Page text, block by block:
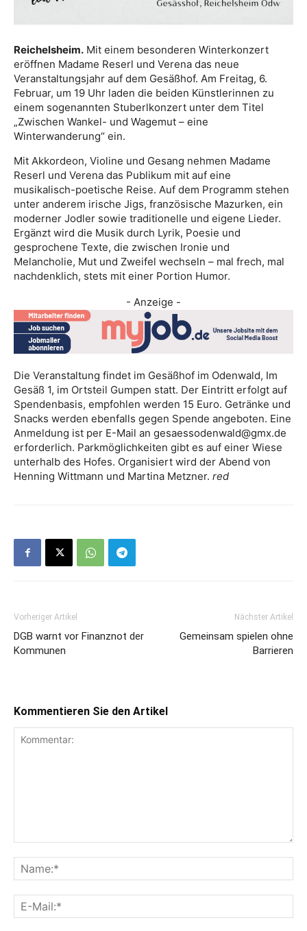
Reichelsheim. Mit einem besonderen Winterkonzert
eröffnen Madame Reserl und Verena das neue
Veranstaltungsjahr auf dem Gesäßhof. Am Freitag, 6.
Februar, um 19 Uhr laden die beiden Künstlerinnen zu
einem sogenannten Stuberlkonzert unter dem Titel
„Zwischen Wankel- und Wagemut – eine
Winterwanderung“ ein.
Mit Akkordeon, Violine und Gesang nehmen Madame
Reserl und Verena das Publikum mit auf eine
musikalisch-poetische Reise. Auf dem Programm stehen
unter anderem irische Jigs, französische Mazurken, ein
moderner Jodler sowie traditionelle und eigene Lieder.
Ergänzt wird die Musik durch Lyrik, Poesie und
gesprochene Texte, die zwischen Ironie und
Melancholie, Mut und Zweifel wechseln – mal frech, mal
nachdenklich, stets mit einer Portion Humor.
- Anzeige -
Die Veranstaltung findet im Gesäßhof im Odenwald, Im
Gesäß 1, im Ortsteil Gumpen statt. Der Eintritt erfolgt auf
Spendenbasis, empfohlen werden 15 Euro. Getränke und
Snacks werden ebenfalls gegen Spende angeboten. Eine
Anmeldung ist per E-Mail an gesaessodenwald@gmx.de
erforderlich. Parkmöglichkeiten gibt es auf einer Wiese
unterhalb des Hofes. Organisiert wird der Abend von
Henning Wittmann und Martina Metzner. red
Vorheriger Artikel
DGB warnt vor Finanznot der
Kommunen
Nächster Artikel
Gemeinsam spielen ohne
Barrieren
Kommentieren Sie den Artikel